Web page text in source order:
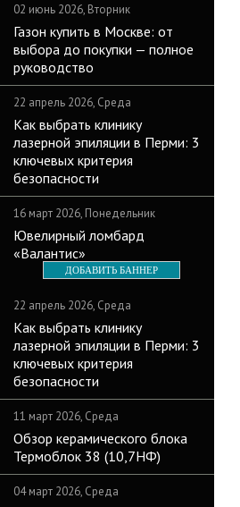
02 июнь 2026, Вторник
Газон купить в Москве: от
выбора до покупки — полное
руководство
22 апрель 2026, Среда
Как выбрать клинику
лазерной эпиляции в Перми: 3
ключевых критерия
безопасности
16 март 2026, Понедельник
Ювелирный ломбард
«Валантис»
ДОБАВИТЬ БАННЕР
22 апрель 2026, Среда
Как выбрать клинику
лазерной эпиляции в Перми: 3
ключевых критерия
безопасности
11 март 2026, Среда
Обзор керамического блока
Термоблок 38 (10,7НФ)
04 март 2026, Среда